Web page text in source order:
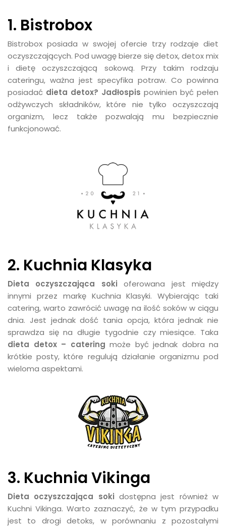
1. Bistrobox
Bistrobox posiada w swojej ofercie trzy rodzaje diet
oczyszczających. Pod uwagę bierze się detox, detox mix
i dietę oczyszczającą sokową. Przy takim rodzaju
cateringu, ważna jest specyfika potraw. Co powinna
posiadać dieta detox? Jadłospis powinien być pełen
odżywczych składników, które nie tylko oczyszczają
organizm, lecz także pozwalają mu bezpiecznie
funkcjonować.
2. Kuchnia Klasyka
Dieta oczyszczająca sokioferowana jest między
innymi przez markę Kuchnia Klasyki. Wybierając taki
catering, warto zawrócić uwagę na ilość soków w ciągu
dnia. Jest jednak dość tania opcja, która jednak nie
sprawdza się na długie tygodnie czy miesiące. Taka
dieta detox – catering może być jednak dobra na
krótkie posty, które regulują działanie organizmu pod
wieloma aspektami.
3. Kuchnia Vikinga
Dieta oczyszczająca soki dostępna jest również w
Kuchni Vikinga. Warto zaznaczyć, że w tym przypadku
jest to drogi detoks, w porównaniu z pozostałymi